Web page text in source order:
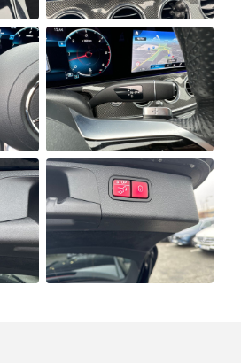
Užitkové vozy Nákladní vozy